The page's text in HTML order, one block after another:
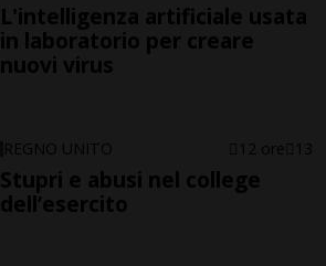
L'intelligenza artificiale usata
in laboratorio per creare
nuovi virus
REGNO UNITO 12 ore 13
Stupri e abusi nel college
dell’esercito